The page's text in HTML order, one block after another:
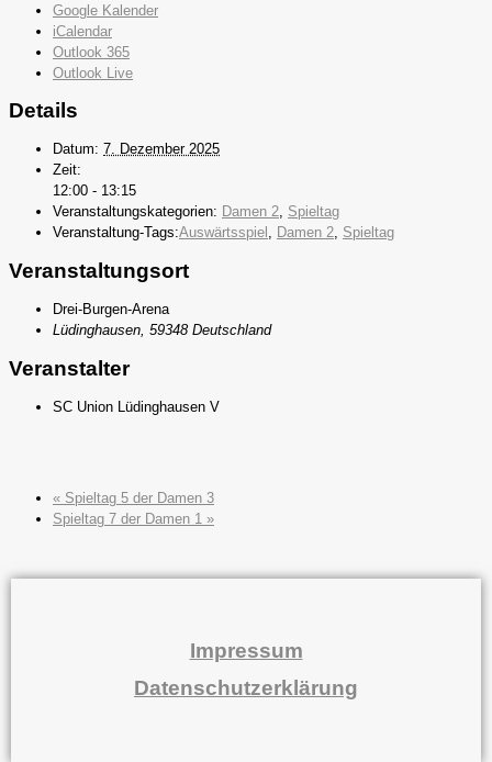
Google Kalender
iCalendar
Outlook 365
Outlook Live
Details
Datum: 7. Dezember 2025
Zeit:
12:00 - 13:15
Veranstaltungskategorien: Damen 2, Spieltag
Veranstaltung-Tags:Auswärtsspiel , Damen 2, Spieltag
Veranstaltungsort
Drei-Burgen-Arena
Lüdinghausen, 59348 Deutschland
Veranstalter
SC Union Lüdinghausen V
« Spieltag 5 der Damen 3
Spieltag 7 der Damen 1 »
Impressum
Datenschutzerklärung